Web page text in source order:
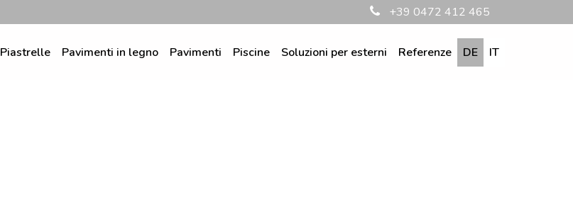
+39 0472 412 465
Piastrelle Pavimenti in legno Pavimenti Piscine Soluzioni per esterni Referenze DE IT